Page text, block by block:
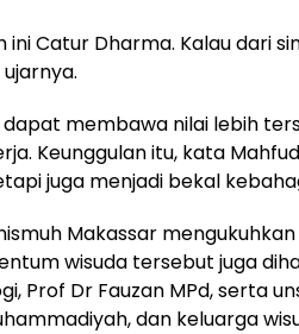
ini Catur Dharma. Kalau dari
membawa nilai lebih
Keunggulan itu, kata
juga menjadi bekal
Makassar mengukuhkan
wisuda tersebut juga
Prof Dr Fauzan MPd, serta
dan keluarga